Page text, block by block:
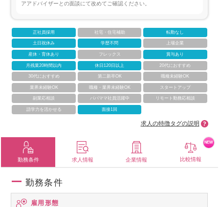
アアドバイザーとの面談にて改めてご確認ください。
正社員採用 社宅・住宅補助 転勤なし
土日祝休み 学歴不問 上場企業
産休・育休あり フレックス 賞与あり
月残業20時間以内 休日120日以上 20代におすすめ
30代におすすめ 第二新卒OK 職種未経験OK
業界未経験OK 職種・業界未経験OK スタートアップ
副業応相談 パパママ社員活躍中 リモート勤務応相談
語学力を活かせる 面接1回
求人の特徴タグの説明
勤務条件 求人情報 企業情報 比較情報
NEW
勤務条件
雇用形態